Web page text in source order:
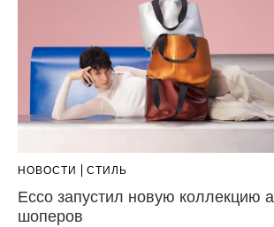
НОВОСТИ СТИЛЬ
Ecco запустил новую коллекцию
шоперов